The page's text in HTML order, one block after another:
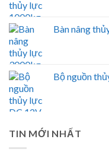
Bàn nâng
Bộ nguồn
TIN MỚI NHẤT